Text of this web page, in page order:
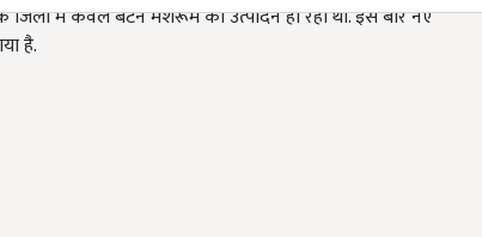
जिलों में केवल बटन मशरूम का उत्पादन हो रहा था. इस बार नए
है.